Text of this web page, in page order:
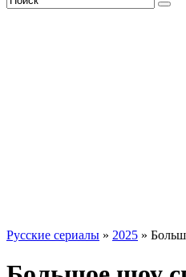
Русские сериалы » 2025 »